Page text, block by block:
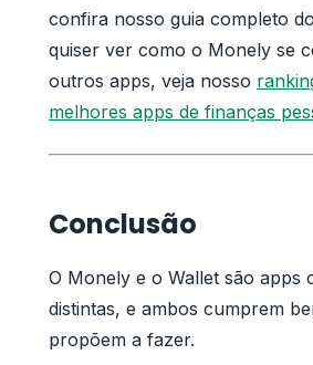
confira nosso guia completo
quiser ver como o Monely se
outros apps, veja nosso
melhores apps de finanças
Conclusão
O Monely e o Wallet são apps
distintas, e ambos cumprem
propõem a fazer.